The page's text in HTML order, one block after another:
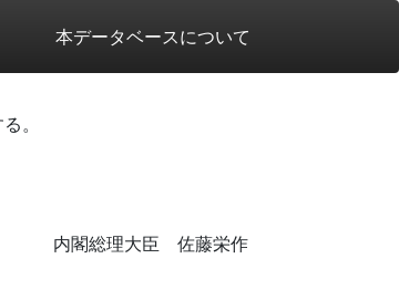
本データベースについて
。
内閣総理大臣 佐藤栄作